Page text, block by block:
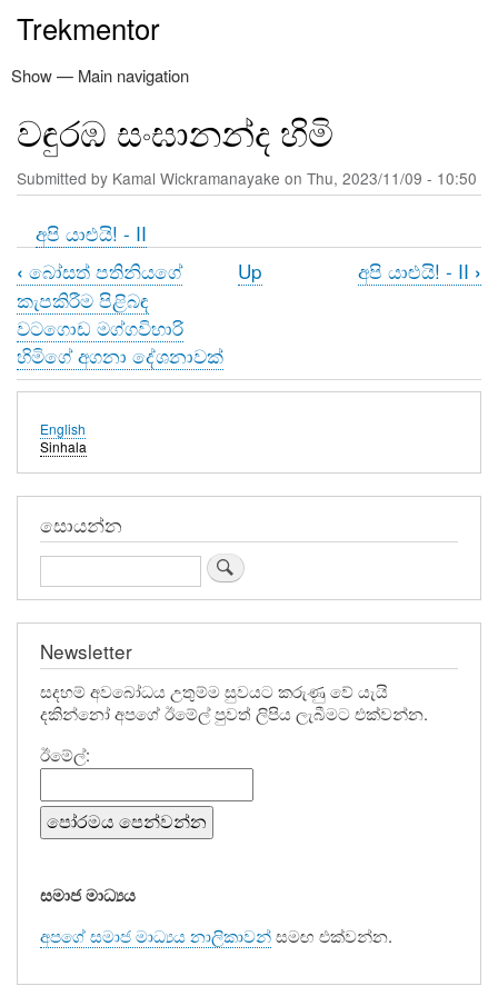
Trekmentor
Main
navigation
Show — Main navigation
නිවස
ත්‍රිපිටකය
නවතම ලිපි
අඳුරෙන් එළියට
කමල් වික්‍රමනායක
පරිත්‍යාග
විමසීම්
වඳුරඹ සංඝානන්ද හිමි
Submitted by Kamal Wickramanayake on Thu, 2023/11/09 - 10:50
අපි යාළුයි! - II
Book
traversal
links
for
වඳුරඹ
සංඝානන්ද
හිමි
‹ බෝසත් පතිනියගේ
කැපකිරීම පිළිබඳ
වටගොඩ මග්ගවිහාරි
හිමිගේ අගනා දේශනාවක්
Up අපි යාළුයි! - II ›
English
Sinhala
සොයන්න
Search
Newsletter
සදහම් අවබෝධය උතුම්ම සුවයට කරුණු වේ යැයි
දකින්නෝ අපගේ ඊමේල් පුවත් ලිපිය ලැබීමට එක්වන්න.
ඊමේල්:
සමාජ මාධ්‍යය
අපගේ සමාජ මාධ්‍යය නාලිකාවන්සමඟ එක්වන්න.